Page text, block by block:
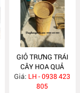
GIỎ TRƯNG TRÁI
CÂY HOA QUẢ
NH349
Giá: LH - 0938 423
805